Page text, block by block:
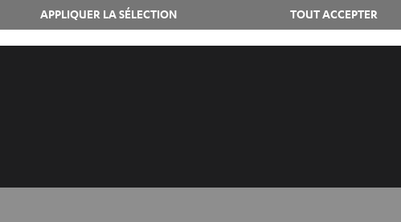
Boutique FR
Boutique BE
TOUT ACCEPTER
APPLIQUER LA SÉLECTION